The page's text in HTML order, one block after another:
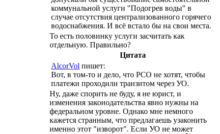
коммунальной услуги "Подогрев воды" в
случае отсутствия централизованного горячего
водоснабжения. И всё встало бы на свои места.
То есть половинку услуги засчитать как
отдельную. Правильно?
Цитата
AlcorVol пишет:
Вот, в том-то и дело, что РСО не хотят, чтобы
платежи проходили транзитом через УО.
Ну, даже спорить не буду, я не юрист, и
изменения законодательства явно нужны на
федеральном уровне. Однако мне немного
кажется странным, что предлагаешь узаконить
именно этот "изворот". Если УО не может